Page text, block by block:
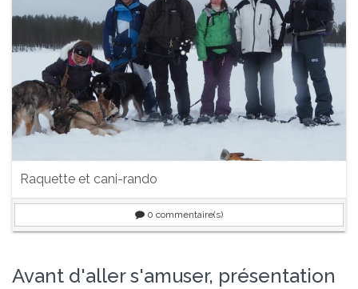
Raquette et cani-rando
0 commentaire(s)
Avant d'aller s'amuser, présentation